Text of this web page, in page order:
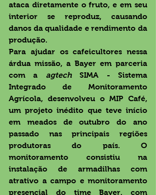
ataca diretamente o fruto, e em seu
interior se reproduz, causando
danos da qualidade e rendimento da
produção.
Para ajudar os cafeicultores nessa
árdua missão, a Bayer em parceria
com a agtech SIMA - Sistema
Integrado de Monitoramento
Agrícola, desenvolveu o MIP Café,
um projeto inédito que teve início
em meados de outubro do ano
passado nas principais regiões
produtoras do país. O
monitoramento consistiu na
instalação de armadilhas com
atrativo a campo e monitoramento
presencial do time Bayer, com